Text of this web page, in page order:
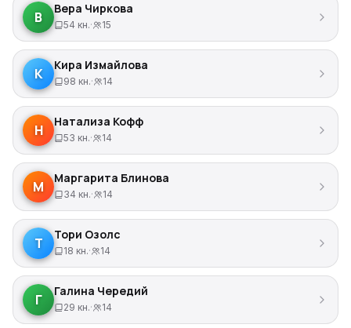
В
Вера Чиркова
54 кн.· 15
К
Кира Измайлова
98 кн.· 14
Н
Натализа Кофф
53 кн.· 14
М
Маргарита Блинова
34 кн.· 14
Т
Тори Озолс
18 кн.· 14
Г
Галина Чередий
29 кн.· 14